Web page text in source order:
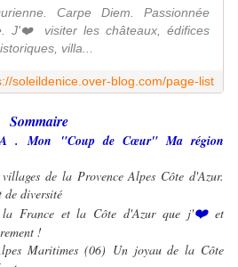
Carpe Diem. Passionnée
J'❤️ visiter les châteaux, édifices
villa...
soleildenice.over-blog.com/page-list
Sommaire
. Mon "Coup de Cœur" Ma région
de la Provence Alpes Côte d'Azur.
de diversité
France et la Côte d'Azur que j'❤️et
!
Maritimes (06) Un joyau de la Côte